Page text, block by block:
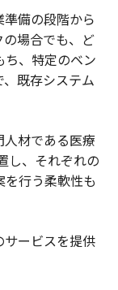
備の段階から
場合でも、ど
、特定のベン
既存システム
材である医療
し、それぞれの
行う柔軟性も
ービスを提供